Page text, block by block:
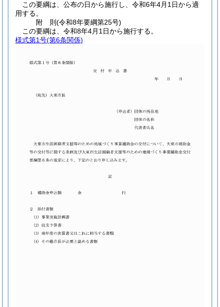
この要綱は、公布の日から施行し、令和6年4月1日から適
用する。
附 則(令和8年要綱第25号)
この要綱は、令和8年4月1日から施行する。
様式第1号(第6条関係)